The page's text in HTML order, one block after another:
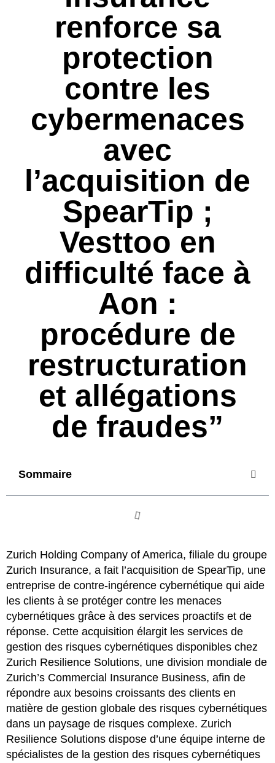
renforce sa
protection
contre les
cybermenaces
avec
l’acquisition de
SpearTip ;
Vesttoo en
difficulté face à
Aon :
procédure de
restructuration
et allégations
de fraudes”
Sommaire
Zurich Holding Company of America, filiale du groupe
Zurich Insurance, a fait l’acquisition de SpearTip, une
entreprise de contre-ingérence cybernétique qui aide
les clients à se protéger contre les menaces
cybernétiques grâce à des services proactifs et de
réponse. Cette acquisition élargit les services de
gestion des risques cybernétiques disponibles chez
Zurich Resilience Solutions, une division mondiale de
Zurich’s Commercial Insurance Business, afin de
répondre aux besoins croissants des clients en
matière de gestion globale des risques cybernétiques
dans un paysage de risques complexe. Zurich
Resilience Solutions dispose d’une équipe interne de
spécialistes de la gestion des risques cybernétiques